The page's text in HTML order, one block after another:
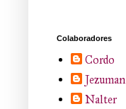
Colaboradores
Cordo
Jezuman
Nalter